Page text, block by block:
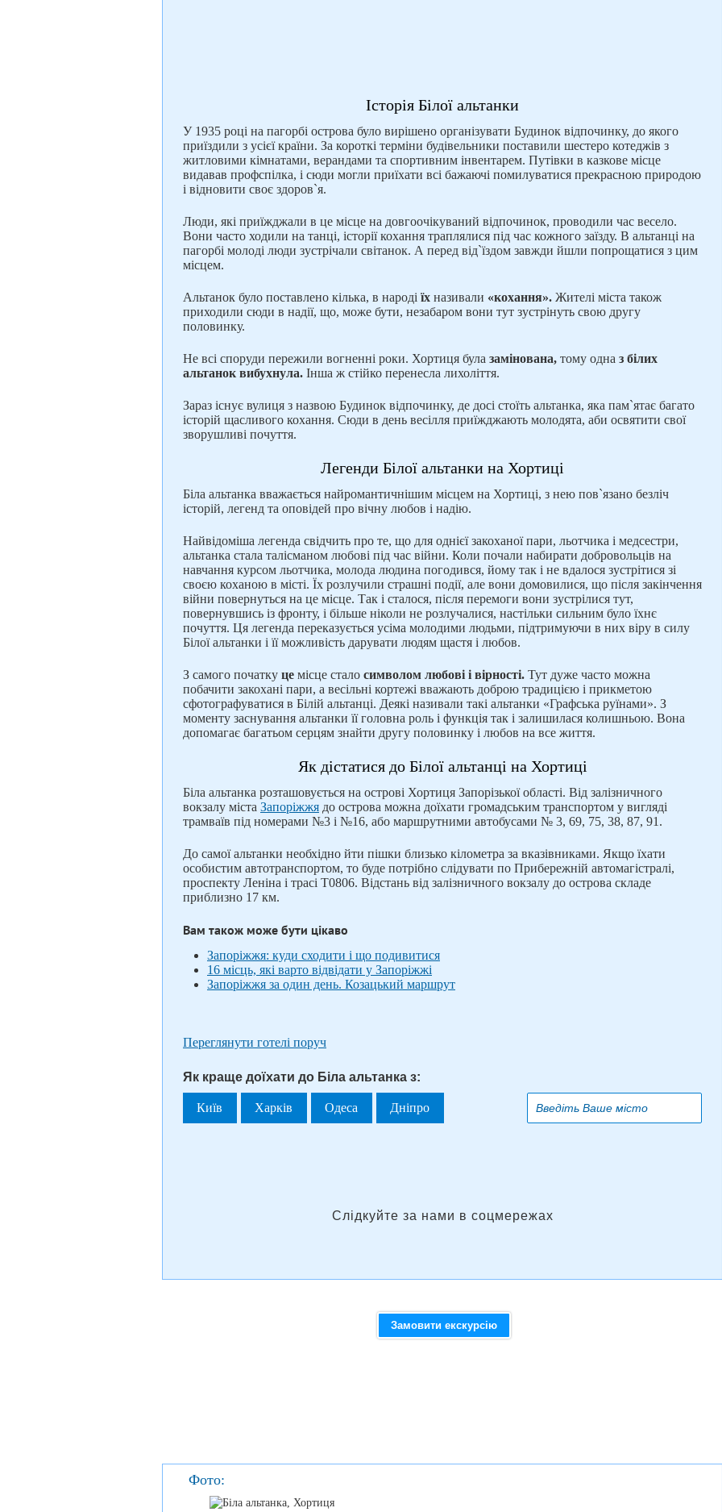
Історія Білої альтанки
У 1935 році на пагорбі острова було вирішено організувати Будинок відпочинку, до якого
приїздили з усієї країни. За короткі терміни будівельники поставили шестеро котеджів з
житловими кімнатами, верандами та спортивним інвентарем. Путівки в казкове місце
видавав профспілка, і сюди могли приїхати всі бажаючі помилуватися прекрасною природою
і відновити своє здоров`я.
Люди, які приїжджали в це місце на довгоочікуваний відпочинок, проводили час весело.
Вони часто ходили на танці, історії кохання траплялися під час кожного заїзду. В альтанці на
пагорбі молоді люди зустрічали світанок. А перед від`їздом завжди йшли попрощатися з цим
місцем.
Альтанок було поставлено кілька, в народі їх називали «кохання». Жителі міста також
приходили сюди в надії, що, може бути, незабаром вони тут зустрінуть свою другу
половинку.
Не всі споруди пережили вогненні роки. Хортиця була замінована, тому одна з білих
альтанок вибухнула. Інша ж стійко перенесла лихоліття.
Зараз існує вулиця з назвою Будинок відпочинку, де досі стоїть альтанка, яка пам`ятає багато
історій щасливого кохання. Сюди в день весілля приїжджають молодята, аби освятити свої
зворушливі почуття.
Легенди Білої альтанки на Хортиці
Біла альтанка вважається найромантичнішим місцем на Хортиці, з нею пов`язано безліч
історій, легенд та оповідей про вічну любов і надію.
Найвідоміша легенда свідчить про те, що для однієї закоханої пари, льотчика і медсестри,
альтанка стала талісманом любові під час війни. Коли почали набирати добровольців на
навчання курсом льотчика, молода людина погодився, йому так і не вдалося зустрітися зі
своєю коханою в місті. Їх розлучили страшні події, але вони домовилися, що після закінчення
війни повернуться на це місце. Так і сталося, після перемоги вони зустрілися тут,
повернувшись із фронту, і більше ніколи не розлучалися, настільки сильним було їхнє
почуття. Ця легенда переказується усіма молодими людьми, підтримуючи в них віру в силу
Білої альтанки і її можливість дарувати людям щастя і любов.
З самого початку це місце стало символом любові і вірності. Тут дуже часто можна
побачити закохані пари, а весільні кортежі вважають доброю традицією і прикметою
сфотографуватися в Білій альтанці. Деякі називали такі альтанки «Графська руїнами». З
моменту заснування альтанки її головна роль і функція так і залишилася колишньою. Вона
допомагає багатьом серцям знайти другу половинку і любов на все життя.
Як дістатися до Білої альтанці на Хортиці
Біла альтанка розташовується на острові Хортиця Запорізької області. Від залізничного
вокзалу міста Запоріжжя до острова можна доїхати громадським транспортом у вигляді
трамваїв під номерами №3 і №16, або маршрутними автобусами № 3, 69, 75, 38, 87, 91.
До самої альтанки необхідно йти пішки близько кілометра за вказівниками. Якщо їхати
особистим автотранспортом, то буде потрібно слідувати по Прибережній автомагістралі,
проспекту Леніна і трасі Т0806. Відстань від залізничного вокзалу до острова складе
приблизно 17 км.
Вам також може бути цікаво
Запоріжжя: куди сходити і що подивитися
16 місць, які варто відвідати у Запоріжжі
Запоріжжя за один день. Козацький маршрут
Переглянути готелі поруч
Як краще доїхати до Біла альтанка з:
Київ Харків Одеса Дніпро
Слідкуйте за нами в соцмережах
Замовити екскурсію
Фото: